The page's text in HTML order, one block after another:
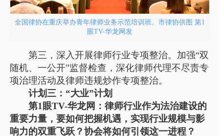
全国律协在重庆举办青年律师业务示范培训班。市律协供图 第1
眼TV-华龙网发
第三，深入开展律师行业专项整治。加强“双
随机、一公开”监督检查，深化律师代理不尽责专
项治理活动及律师违规炒作专项整治。
计划三：“大业”计划
第1眼TV-华龙网：律师行业作为法治建设的
重要力量，要如何把握机遇，实现行业规模与影
响力的双重飞跃？协会将如何引领这一进程？